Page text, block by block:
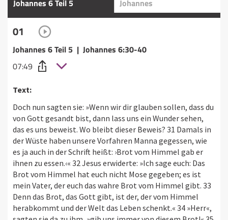
Johannes 6 Teil 5 Johannes
01
Johannes 6 Teil 5 | Johannes 6:30-40
07:49
Text:
Doch nun sagten sie: »Wenn wir dir glauben sollen, dass du
von Gott gesandt bist, dann lass uns ein Wunder sehen,
das es uns beweist. Wo bleibt dieser Beweis? 31 Damals in
der Wüste haben unsere Vorfahren Manna gegessen, wie
es ja auch in der Schrift heißt: ›Brot vom Himmel gab er
ihnen zu essen.‹« 32 Jesus erwiderte: »Ich sage euch: Das
Brot vom Himmel hat euch nicht Mose gegeben; es ist
mein Vater, der euch das wahre Brot vom Himmel gibt. 33
Denn das Brot, das Gott gibt, ist der, der vom Himmel
herabkommt und der Welt das Leben schenkt.« 34 »Herr«,